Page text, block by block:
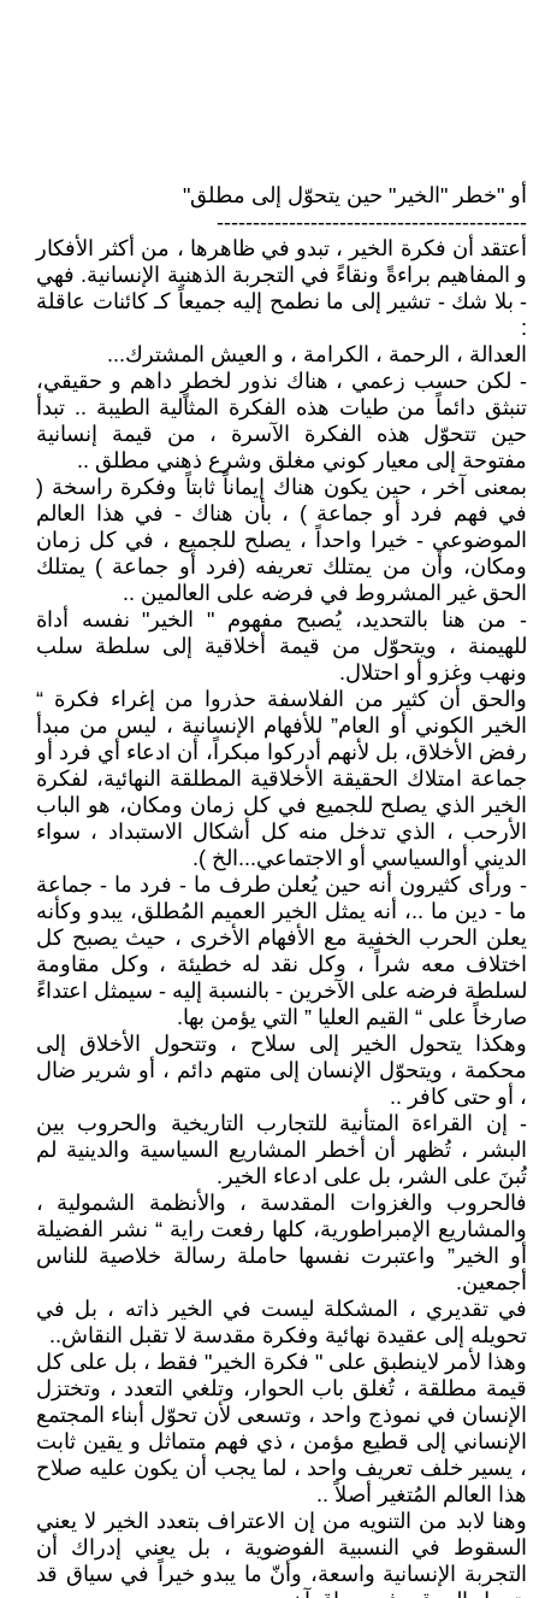
أو "خطر "الخير" حين يتحوّل إلى مطلق"
-------------------------------------------
أعتقد أن فكرة الخير ، تبدو في ظاهرها ، من أكثر الأفكار
و المفاهيم براءةً ونقاءً في التجربة الذهنية الإنسانية. فهي
- بلا شك - تشير إلى ما نطمح إليه جميعاً كـ كائنات عاقلة
:
العدالة ، الرحمة ، الكرامة ، و العيش المشترك...
- لكن حسب زعمي ، هناك نذور لخطرٍ داهم و حقيقي،
تنبثق دائماً من طيات هذه الفكرة المثالية الطيبة .. تبدأ
حين تتحوّل هذه الفكرة الآسرة ، من قيمة إنسانية
مفتوحة إلى معيار كوني مغلق وشرع ذهني مطلق ..
بمعنى آخر ، حين يكون هناك إيماناً ثابتاً وفكرة راسخة (
في فهم فرد أو جماعة ) ، بأن هناك - في هذا العالم
الموضوعي - خيرا واحداً ، يصلح للجميع ، في كل زمان
ومكان، وأن من يمتلك تعريفه (فرد أو جماعة ) يمتلك
الحق غير المشروط في فرضه على العالمين ..
- من هنا بالتحديد، يُصبح مفهوم " الخير" نفسه أداة
للهيمنة ، ويتحوّل من قيمة أخلاقية إلى سلطة سلب
ونهب وغزو أو احتلال.
والحق أن كثير من الفلاسفة حذروا من إغراء فكرة “
الخير الكوني أو العام” للأفهام الإنسانية ، ليس من مبدأ
رفض الأخلاق، بل لأنهم أدركوا مبكراً، أن ادعاء أي فرد أو
جماعة امتلاك الحقيقة الأخلاقية المطلقة النهائية، لفكرة
الخير الذي يصلح للجميع في كل زمان ومكان، هو الباب
الأرحب ، الذي تدخل منه كل أشكال الاستبداد ، سواء
الديني أوالسياسي أو الاجتماعي...الخ ).
- ورأى كثيرون أنه حين يُعلن طرف ما - فرد ما - جماعة
ما - دين ما ..، أنه يمثل الخير العميم المُطلق، يبدو وكأنه
يعلن الحرب الخفية مع الأفهام الأخرى ، حيث يصبح كل
اختلاف معه شراً ، وكل نقد له خطيئة ، وكل مقاومة
لسلطة فرضه على الآخرين - بالنسبة إليه - سيمثل اعتداءً
صارخاً على “ القيم العليا ” التي يؤمن بها.
وهكذا يتحول الخير إلى سلاح ، وتتحول الأخلاق إلى
محكمة ، ويتحوّل الإنسان إلى متهم دائم ، أو شرير ضال
، أو حتى كافر ..
- إن القراءة المتأنية للتجارب التاريخية والحروب بين
البشر ، تُظهر أن أخطر المشاريع السياسية والدينية لم
تُبنَ على الشر، بل على ادعاء الخير.
فالحروب والغزوات المقدسة ، والأنظمة الشمولية ،
والمشاريع الإمبراطورية، كلها رفعت راية “ نشر الفضيلة
أو الخير” واعتبرت نفسها حاملة رسالة خلاصية للناس
أجمعين.
في تقديري ، المشكلة ليست في الخير ذاته ، بل في
تحويله إلى عقيدة نهائية وفكرة مقدسة لا تقبل النقاش..
وهذا لأمر لاينطبق على " فكرة الخير" فقط ، بل على كل
قيمة مطلقة ، تُغلق باب الحوار، وتلغي التعدد ، وتختزل
الإنسان في نموذج واحد ، وتسعى لأن تحوّل أبناء المجتمع
الإنساني إلى قطيع مؤمن ، ذي فهم متماثل و يقين ثابت
، يسير خلف تعريف واحد ، لما يجب أن يكون عليه صلاح
هذا العالم المُتغير أصلاً ..
وهنا لابد من التنويه من إن الاعتراف بتعدد الخير لا يعني
السقوط في النسبية الفوضوية ، بل يعني إدراك أن
التجربة الإنسانية واسعة، وأنّ ما يبدو خيراً في سياق قد